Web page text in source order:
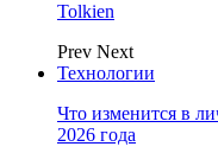
Tolkien
Prev Next
Технологии
Что изменится в
2026 года